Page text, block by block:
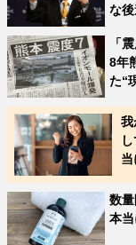
な
「
8年
た“
我
当
数
本